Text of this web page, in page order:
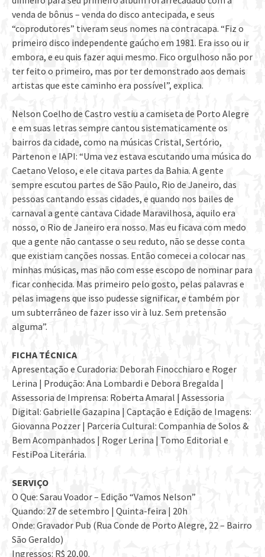
venda de bônus – venda do disco antecipada, e seus
“coprodutores” tiveram seus nomes na contracapa. “Fiz o
primeiro disco independente gaúcho em 1981. Era isso ou ir
embora, e eu quis fazer aqui mesmo. Fico orgulhoso não por
ter feito o primeiro, mas por ter demonstrado aos demais
artistas que este caminho era possível”, explica.
Nelson Coelho de Castro vestiu a camiseta de Porto Alegre
e em suas letras sempre cantou sistematicamente os
bairros da cidade, como na músicas Cristal, Sertório,
Partenon e IAPI: “Uma vez estava escutando uma música do
Caetano Veloso, e ele citava partes da Bahia. A gente
sempre escutou partes de São Paulo, Rio de Janeiro, das
pessoas cantando essas cidades, e quando nos bailes de
carnaval a gente cantava Cidade Maravilhosa, aquilo era
nosso, o Rio de Janeiro era nosso. Mas eu ficava com medo
que a gente não cantasse o seu reduto, não se desse conta
que existiam canções nossas. Então comecei a colocar nas
minhas músicas, mas não com esse escopo de nominar para
ficar conhecida. Mas primeiro pelo gosto, pelas palavras e
pelas imagens que isso pudesse significar, e também por
um subterrâneo de fazer isso vir à luz. Sem pretensão
alguma”.
FICHA TÉCNICA
Apresentação e Curadoria: Deborah Finocchiaro e Roger
Lerina | Produção: Ana Lombardi e Debora Bregalda |
Assessoria de Imprensa: Roberta Amaral | Assessoria
Digital: Gabrielle Gazapina | Captação e Edição de Imagens:
Giovanna Pozzer | Parceria Cultural: Companhia de Solos &
Bem Acompanhados | Roger Lerina | Tomo Editorial e
FestiPoa Literária.
SERVIÇO
O Que: Sarau Voador – Edição “Vamos Nelson”
Quando: 27 de setembro | Quinta-feira | 20h
Onde: Gravador Pub (Rua Conde de Porto Alegre, 22 – Bairro
São Geraldo)
Ingressos: R$ 20,00.